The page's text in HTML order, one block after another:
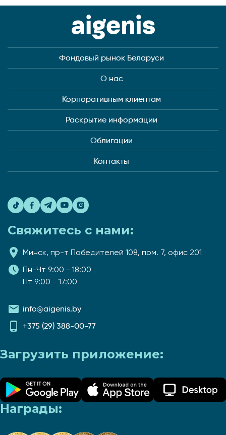
Фондовый рынок Беларуси
О нас
Корпоративным клиентам
Раскрытие информации
Облигации
Контакты
Свяжитесь с нами:
Минск, пр-т Победителей 108, пом. 7, офис 201
Пн-Чт 9:00 - 18:00
Пт 9:00 - 17:00
info@aigenis.by
+375 (29) 388-00-77
Загрузить приложение:
Награды: